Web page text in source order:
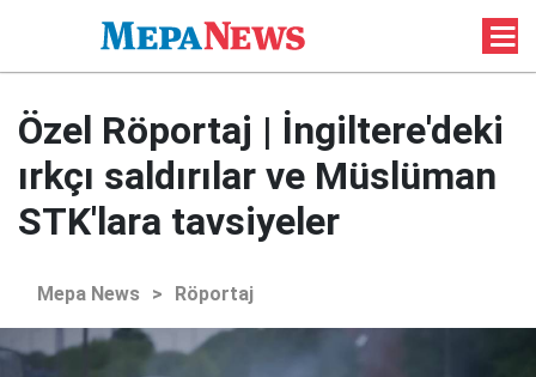
Özel Röportaj | İngiltere'deki
ırkçı saldırılar ve Müslüman
STK'lara tavsiyeler
Mepa News > Röportaj